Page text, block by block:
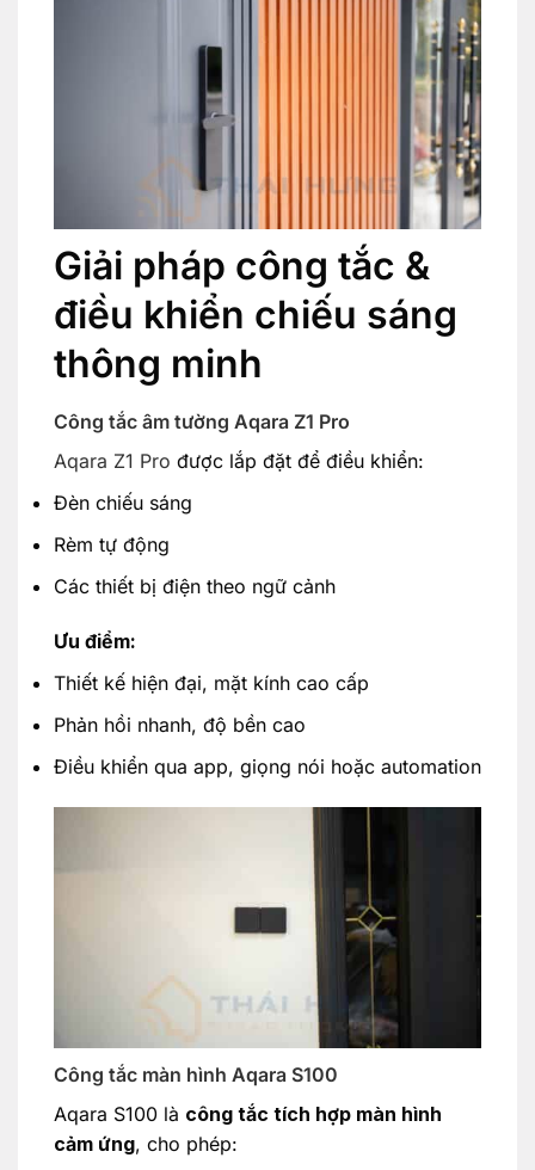
Giải pháp công tắc &
điều khiển chiếu sáng
thông minh
Công tắc âm tường Aqara Z1 Pro
Aqara Z1 Pro được lắp đặt để điều khiển:
Đèn chiếu sáng
Rèm tự động
Các thiết bị điện theo ngữ cảnh
Ưu điểm:
Thiết kế hiện đại, mặt kính cao cấp
Phản hồi nhanh, độ bền cao
Điều khiển qua app, giọng nói hoặc automation
Công tắc màn hình Aqara S100
Aqara S100 là công tắc tích hợp màn hình
cảm ứng, cho phép: